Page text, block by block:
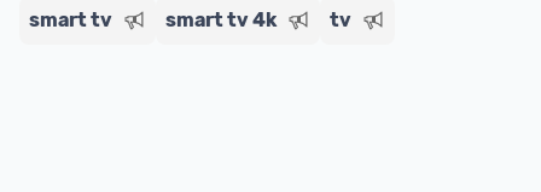
smart tv
smart tv 4k tv